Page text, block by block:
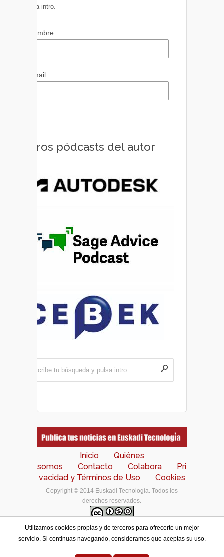
pulsa intro.
Nombre
Email
Otros pódcasts del autor
Inicio
Quiénes
somos
Contacto Colabora
Pri
vacidad y Términos de Uso
Cookies
Copyright © 2014 Euskadi Tecnología. Todos los
derechos reservados.
Los contenidos de este portal están bajo unalicencia
de Creative Commons Reconocimiento-NoComercial-
Utilizamos cookies propias y de terceros para ofrecerte un mejor
servicio. Si continuas navegando, consideramos que aceptas su uso.